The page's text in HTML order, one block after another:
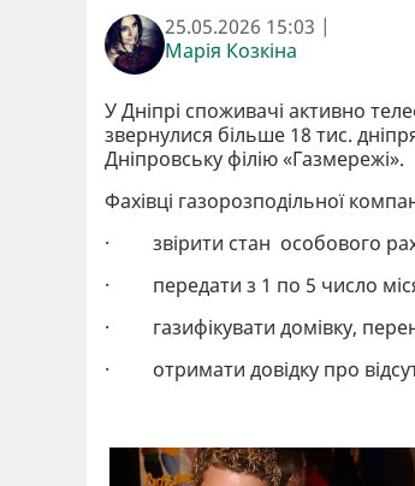
25.05.2026 15:03 |
Марія Козкіна
У Дніпрі споживачі активно
звернулися більше 18 тис.
Дніпровську філію «Газмережі».
Фахівці газорозподільної
· звірити стан особового
· передати з 1 по 5 число
· газифікувати домівку,
· отримати довідку про